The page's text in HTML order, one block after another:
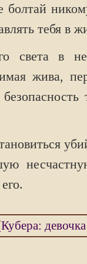
тебя в
света в
жива,